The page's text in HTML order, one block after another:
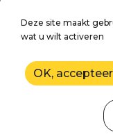
Menu
de
Juridische informatie
Druk op
Neem contact met ons
Kaart
Productie: StudioJuillet
Deze site maakt
wat u wilt activeren
OK,